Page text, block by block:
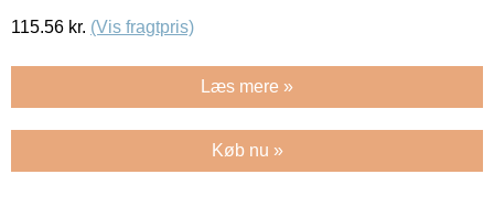
115.56 kr. (Vis fragtpris)
Læs mere »
Køb nu »